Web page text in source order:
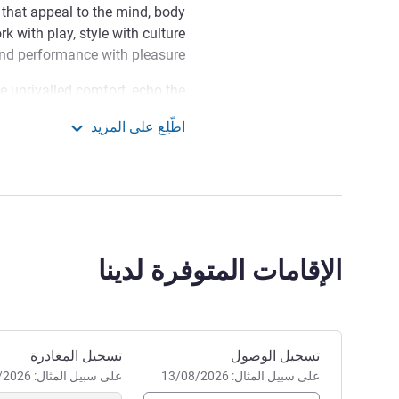
appeal to the mind, body
with play, style with culture
performance with pleasure.
comfort, echo the
Tau, and offer stunning
A place for working, relaxing,
Vietnamese culture.
rich history from the 14th
sense of hospitality designed
إدارة الفندق Pieter DE WEERD
اطّلِع على المزيد
الإقامات المتوفرة لدينا
احجز في هذا الفندق
تسجيل الوصول
على سبيل المثال: 13/08/2026
تسجيل المغادرة
على سبيل المثال: 13/08/2026